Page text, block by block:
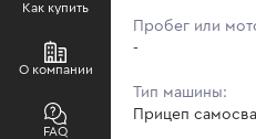
Как купить
О компании
FAQ
Пробег или
-
Тип машины:
Прицеп